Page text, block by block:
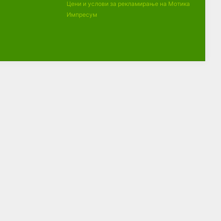
Цени и услови за рекламирање на Мотика
Импресум